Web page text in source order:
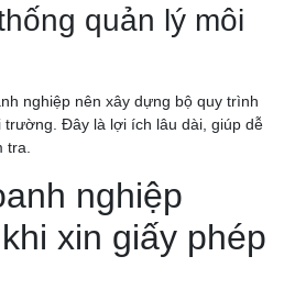
quản lý môi
nghiệp nên xây dựng bộ quy trình
trường. Đây là lợi ích lâu dài, giúp dễ
tra.
nghiệp
xin giấy phép